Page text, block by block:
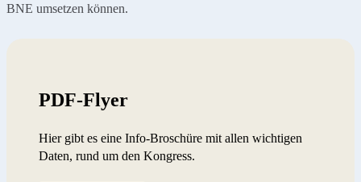
BNE umsetzen können.
PDF-Flyer
Hier gibt es eine Info-Broschüre mit allen wichtigen
Daten, rund um den Kongress.